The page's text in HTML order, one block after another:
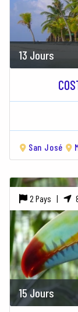
13 Jours
San José
2 Pays |
15 Jours